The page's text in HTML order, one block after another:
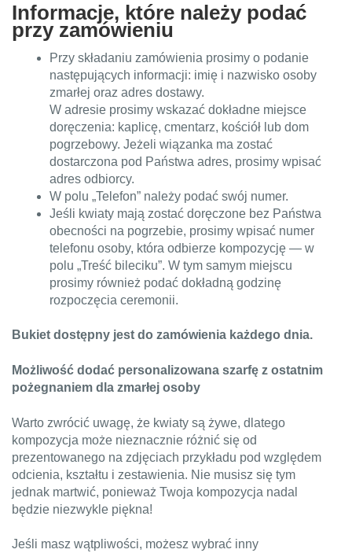
Informacje, które należy podać
przy zamówieniu
Przy składaniu zamówienia prosimy o podanie
następujących informacji: imię i nazwisko osoby
zmarłej oraz adres dostawy.
W adresie prosimy wskazać dokładne miejsce
doręczenia: kaplicę, cmentarz, kościół lub dom
pogrzebowy. Jeżeli wiązanka ma zostać
dostarczona pod Państwa adres, prosimy wpisać
adres odbiorcy.
W polu „Telefon” należy podać swój numer.
Jeśli kwiaty mają zostać doręczone bez Państwa
obecności na pogrzebie, prosimy wpisać numer
telefonu osoby, która odbierze kompozycję — w
polu „Treść bileciku”. W tym samym miejscu
prosimy również podać dokładną godzinę
rozpoczęcia ceremonii.
Bukiet dostępny jest do zamówienia każdego dnia.
Możliwość dodać personalizowana szarfę z ostatnim
pożegnaniem dla zmarłej osoby
Warto zwrócić uwagę, że kwiaty są żywe, dlatego
kompozycja może nieznacznie różnić się od
prezentowanego na zdjęciach przykładu pod względem
odcienia, kształtu i zestawienia. Nie musisz się tym
jednak martwić, ponieważ Twoja kompozycja nadal
będzie niezwykle piękna!
Jeśli masz wątpliwości, możesz wybrać inny